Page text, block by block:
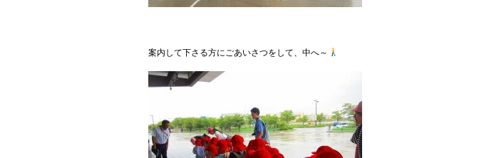
案内して下さる方にごあいさつをして、中へ～